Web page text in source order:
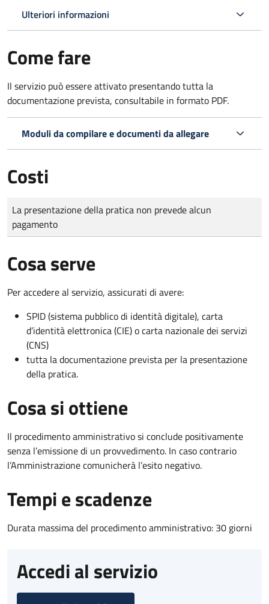
Ulteriori informazioni
Come fare
Il servizio può essere attivato presentando tutta la
documentazione prevista, consultabile in formato PDF.
Moduli da compilare e documenti da allegare
Costi
Tipo di pagamento
Importo
La presentazione della pratica non prevede alcun
pagamento
Cosa serve
Per accedere al servizio, assicurati di avere:
SPID (sistema pubblico di identità digitale), carta
d’identità elettronica (CIE) o carta nazionale dei servizi
(CNS)
tutta la documentazione prevista per la presentazione
della pratica.
Cosa si ottiene
Il procedimento amministrativo si conclude positivamente
senza l’emissione di un provvedimento. In caso contrario
l’Amministrazione comunicherà l’esito negativo.
Tempi e scadenze
Durata massima del procedimento amministrativo: 30 giorni
Accedi al servizio